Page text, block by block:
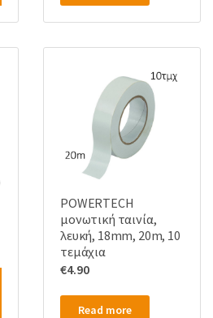
POWERTECH
μονωτική ταινία,
λευκή, 18mm, 20m, 10
τεμάχια
€4.90
Read more